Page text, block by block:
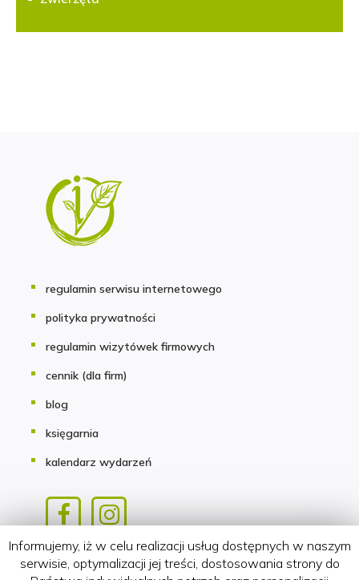
regulamin serwisu internetowego
polityka prywatności
regulamin wizytówek firmowych
cennik (dla firm)
blog
księgarnia
kalendarz wydarzeń
Copyright 2018-2026 HATTERIA.PL
Informujemy, iż w celu realizacji usług dostępnych w naszym
serwisie, optymalizacji jej treści, dostosowania strony do